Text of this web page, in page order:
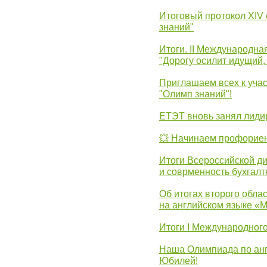
Итоговый протокол
знаний"
Итоги. II
"Дорогу осилит
Приглашаем всех к
"Олимп знаний"!
ЕТЭТ вновь занял
💥 Начинаем
Итоги Всероссийской
и соврменность
Об итогах второго
на английском языке
Итоги I
Наша Олимпиада по
Юбилей!